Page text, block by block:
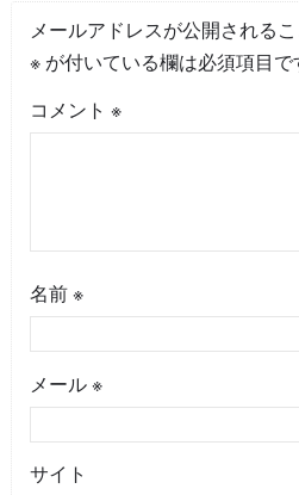
メールアドレスが公開されるこ
※が付いている欄は必須項目で
コメント ※
名前 ※
メール ※
サイト